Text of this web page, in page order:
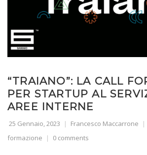
“TRAIANO”: LA CALL
PER STARTUP AL
AREE INTERNE
25 Gennaio, 2023 Francesco Maccarrone
formazione
0 comments